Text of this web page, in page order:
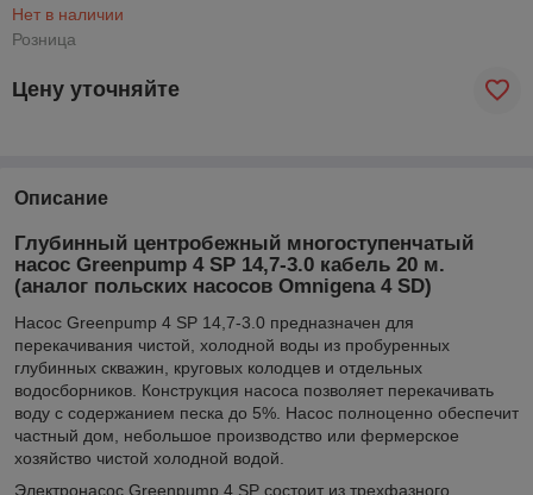
Нет в наличии
Розница
Цену уточняйте
Описание
Глубинный центробежный многоступенчатый
насос Greenpump 4 SP 14,7-3.0 кабель 20 м.
(аналог польских насосов Omnigena 4 SD)
Насос Greenpump 4 SP 14,7-3.0 предназначен для
перекачивания чистой, холодной воды из пробуренных
глубинных скважин, круговых колодцев и отдельных
водосборников. Конструкция насоса позволяет перекачивать
воду с содержанием песка до 5%. Насос полноценно обеспечит
частный дом, небольшое производство или фермерское
хозяйство чистой холодной водой.
Электронасос Greenpump 4 SP состоит из трехфазного